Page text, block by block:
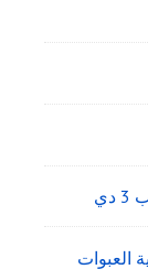
العبوات